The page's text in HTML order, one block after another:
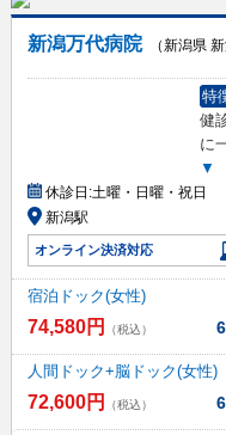
新潟万代病院
（新潟県
特
健
に
▼
休診日:土曜・日曜・祝日
新潟駅
オンライン決済対応
宿泊ドック(女性)
74,580円 （税込）
人間ドック+脳ドック(女性)
72,600円 （税込）